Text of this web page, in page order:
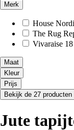
Merk
House
The Rug
Vivaraise 18
Maat
Kleur
Prijs
Bekijk de 27 producten
Jute